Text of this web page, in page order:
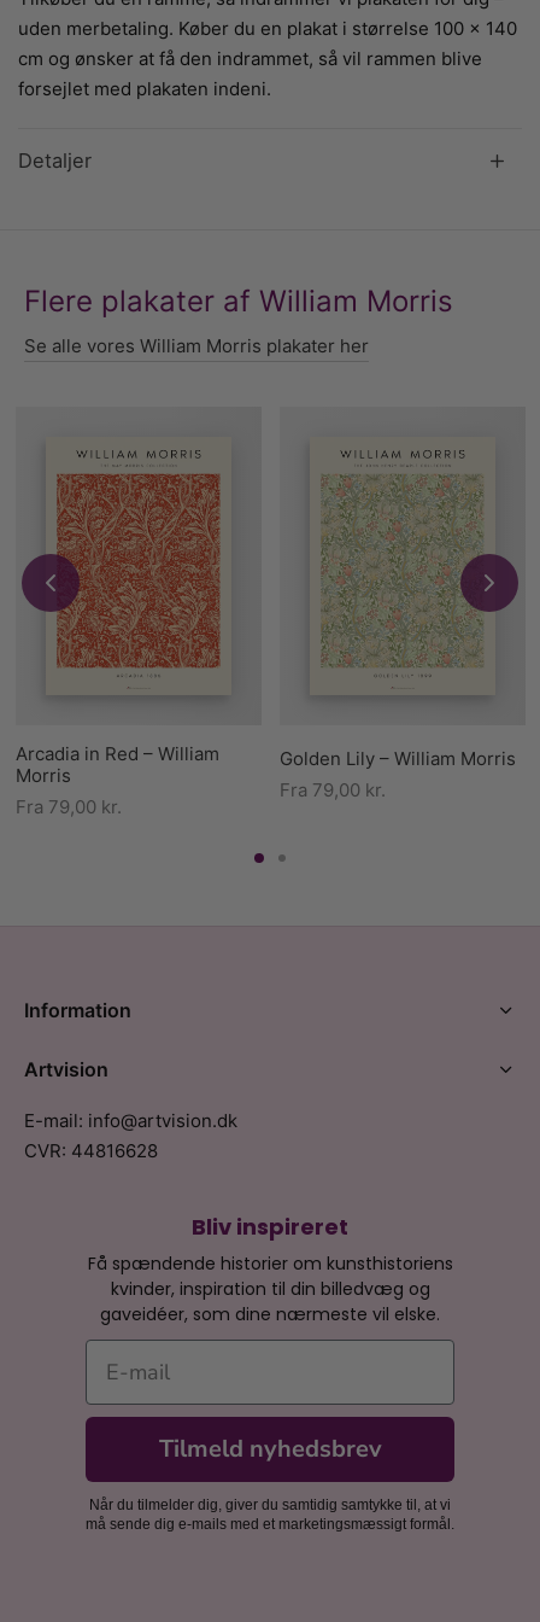
uden merbetaling. Køber du en plakat i størrelse 100 x 140
cm og ønsker at få den indrammet, så vil rammen blive
forsejlet med plakaten indeni.
Detaljer
Flere plakater af William Morris
Se alle vores William Morris plakater her
Arcadia in Red – William
Morris
Fra 79,00 kr.
Golden Lily – William Morris
Fra 79,00 kr.
Bliv inspireret
Få spændende historier om kunsthistoriens
kvinder, inspiration til din billedvæg og
gaveidéer, som dine nærmeste vil elske.
E-mail
Tilmeld nyhedsbrev
Når du tilmelder dig, giver du samtidig samtykke til, at vi
må sende dig e-mails med et marketingsmæssigt formål.
Information
Artvision
E-mail: info@artvision.dk
CVR: 44816628